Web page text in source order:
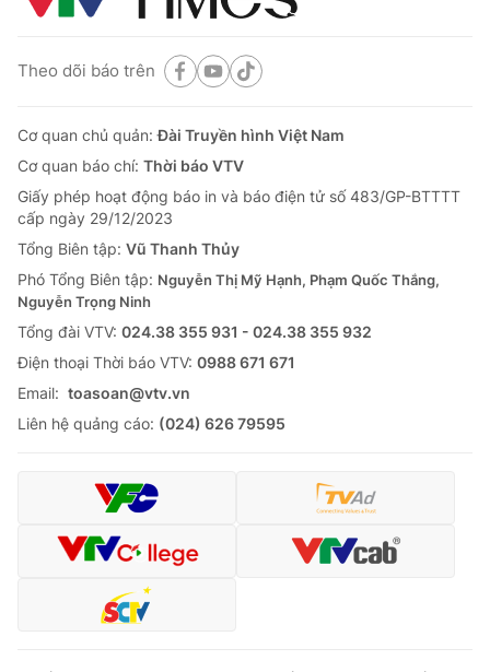
Theo dõi báo trên
Cơ quan chủ quản:Đài Truyền hình Việt Nam
Cơ quan báo chí: Thời báo VTV
Giấy phép hoạt động báo in và báo điện tử số 483/GP-BTTTT
cấp ngày 29/12/2023
Tổng Biên tập: Vũ Thanh Thủy
Phó Tổng Biên tập: Nguyễn Thị Mỹ Hạnh, Phạm Quốc Thắng,
Nguyễn Trọng Ninh
Tổng đài VTV: 024.38 355 931 - 024.38 355 932
Ðiện thoại Thời báo VTV: 0988 671 671
Email: toasoan@vtv.vn
Liên hệ quảng cáo: (024) 626 79595